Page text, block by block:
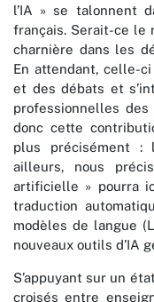
l’IA » se talonnent
français. Serait-ce le
charnière dans les
En attendant, celle-
et des débats et
professionnelles
donc cette
plus précisément :
ailleurs, nous
artificielle » pourra
traduction
modèles de langue
nouveaux outils d’IA
S’appuyant sur un
croisés entre